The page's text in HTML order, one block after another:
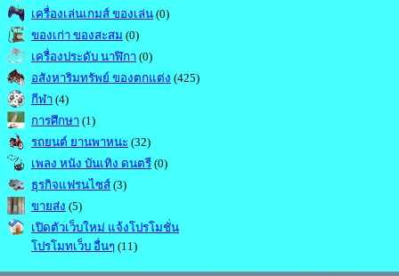
เครื่องเล่นเกมส์ ของเล่น (0)
ของเก่า ของสะสม (0)
เครื่องประดับ นาฬิกา (0)
อสังหาริมทรัพย์ ของตกแต่ง (425)
กีฬา (4)
การศึกษา (1)
รถยนต์ ยานพาหนะ (32)
เพลง หนัง บันเทิง ดนตรี (0)
ธุรกิจแฟรนไซส์ (3)
ขายส่ง (5)
เปิดตัวเว็บใหม่ แจ้งโปรโมชั่น
โปรโมทเว็บ อื่นๆ (11)